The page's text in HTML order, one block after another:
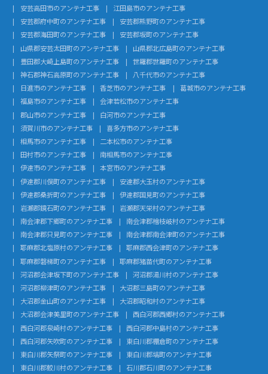
安芸高田市のアンテナ工事
江田島市のアンテナ工事
安芸郡府中町のアンテナ工事
安芸郡熊野町のアンテナ工事
安芸郡海田町のアンテナ工事
安芸郡坂町のアンテナ工事
山県郡安芸太田町のアンテナ工事
山県郡北広島町のアンテナ工事
豊田郡大崎上島町のアンテナ工事
世羅郡世羅町のアンテナ工事
神石郡神石高原町のアンテナ工事
八千代市のアンテナ工事
日進市のアンテナ工事
香芝市のアンテナ工事
葛城市のアンテナ工事
福島市のアンテナ工事
会津若松市のアンテナ工事
郡山市のアンテナ工事
白河市のアンテナ工事
須賀川市のアンテナ工事
喜多方市のアンテナ工事
相馬市のアンテナ工事
二本松市のアンテナ工事
田村市のアンテナ工事
南相馬市のアンテナ工事
伊達市のアンテナ工事
本宮市のアンテナ工事
伊達郡川俣町のアンテナ工事
安達郡大玉村のアンテナ工事
伊達郡桑折町のアンテナ工事
伊達郡国見町のアンテナ工事
岩瀬郡鏡石町のアンテナ工事
岩瀬郡天栄村のアンテナ工事
南会津郡下郷町のアンテナ工事
南会津郡檜枝岐村のアンテナ工事
南会津郡只見町のアンテナ工事
南会津郡南会津町のアンテナ工事
耶麻郡北塩原村のアンテナ工事
耶麻郡西会津町のアンテナ工事
耶麻郡磐梯町のアンテナ工事
耶麻郡猪苗代町のアンテナ工事
河沼郡会津坂下町のアンテナ工事
河沼郡湯川村のアンテナ工事
河沼郡柳津町のアンテナ工事
大沼郡三島町のアンテナ工事
大沼郡金山町のアンテナ工事
大沼郡昭和村のアンテナ工事
大沼郡会津美里町のアンテナ工事
西白河郡西郷村のアンテナ工事
西白河郡泉崎村のアンテナ工事
西白河郡中島村のアンテナ工事
西白河郡矢吹町のアンテナ工事
東白川郡棚倉町のアンテナ工事
東白川郡矢祭町のアンテナ工事
東白川郡塙町のアンテナ工事
東白川郡鮫川村のアンテナ工事
石川郡石川町のアンテナ工事